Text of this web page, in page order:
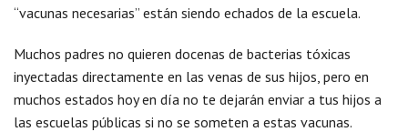
“vacunas necesarias” están siendo echados de la escuela.
Muchos padres no quieren docenas de bacterias tóxicas
inyectadas directamente en las venas de sus hijos, pero en
muchos estados hoy en día no te dejarán enviar a tus hijos a
las escuelas públicas si no se someten a estas vacunas.